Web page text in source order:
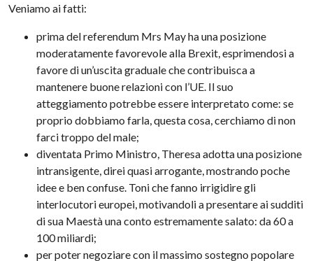
Veniamo ai fatti:
prima del referendum Mrs May ha una posizione
moderatamente favorevole alla Brexit, esprimendosi a
favore di un’uscita graduale che contribuisca a
mantenere buone relazioni con l’UE. Il suo
atteggiamento potrebbe essere interpretato come: se
proprio dobbiamo farla, questa cosa, cerchiamo di non
farci troppo del male;
diventata Primo Ministro, Theresa adotta una posizione
intransigente, direi quasi arrogante, mostrando poche
idee e ben confuse. Toni che fanno irrigidire gli
interlocutori europei, motivandoli a presentare ai sudditi
di sua Maestà una conto estremamente salato: da 60 a
100 miliardi;
per poter negoziare con il massimo sostegno popolare